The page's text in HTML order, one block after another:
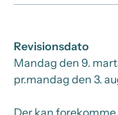
Revisionsdato
Mandag den 9.
pr.mandag den 3.
Der kan